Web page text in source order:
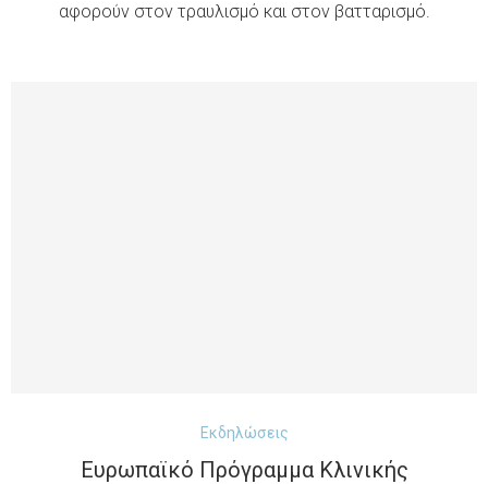
αφορούν στον τραυλισμό και στον βατταρισμό.
Εκδηλώσεις
Ευρωπαϊκό Πρόγραμμα Κλινικής